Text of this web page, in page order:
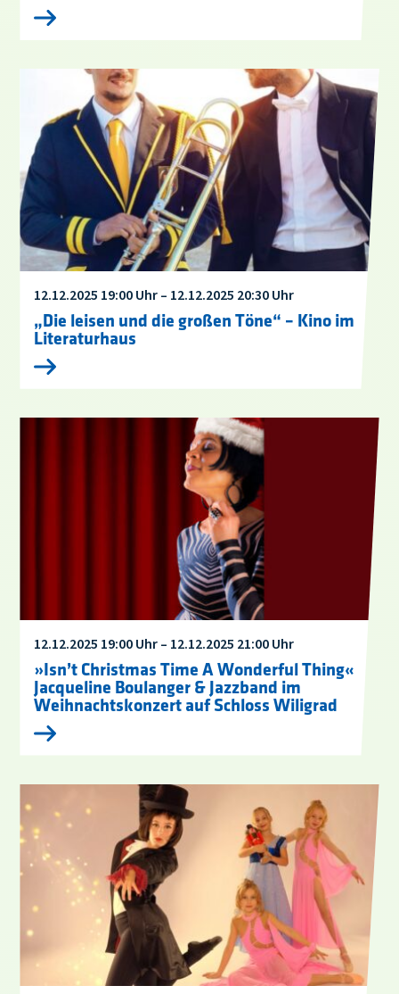
12.12.2025 19:00 Uhr – 12.12.2025 20:30 Uhr
„Die leisen und die großen Töne“ – Kino im
Literaturhaus
12.12.2025 19:00 Uhr – 12.12.2025 21:00 Uhr
»Isn’t Christmas Time A Wonderful Thing«
Jacqueline Boulanger & Jazzband im
Weihnachtskonzert auf Schloss Wiligrad